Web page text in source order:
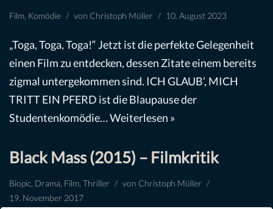
Film Komödie von Christoph Müller 10. August 2023
„Toga, Toga, Toga!“ Jetzt ist die perfekte Gelegenheit
einen Film zu entdecken, dessen Zitate einem bereits
zigmal untergekommen sind. ICH GLAUB’, MICH
TRITT EIN PFERD ist die Blaupause der
Studentenkomödie…Weiterlesen »
Black Mass (2015) – Filmkritik
Biopic Drama Film Thriller von Christoph Müller
19. November 2017